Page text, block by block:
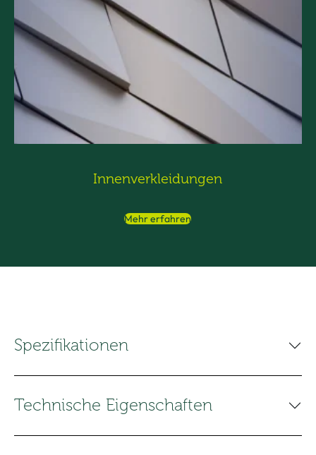
Innenverkleidungen
Mehr erfahren
Spezifikationen
Technische Eigenschaften